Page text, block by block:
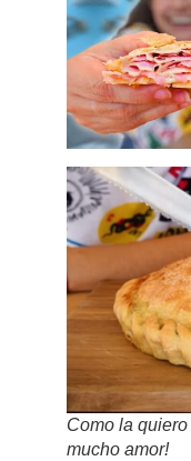
Como la
mucho amor!